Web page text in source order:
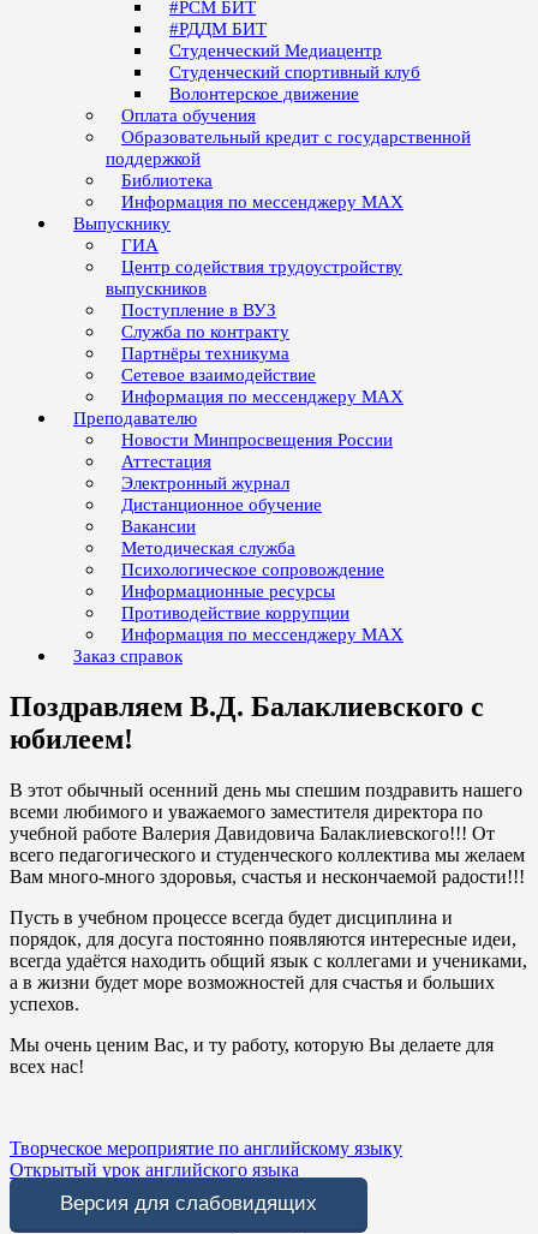
#РСМ БИТ
#РДДМ БИТ
Студенческий Медиацентр
Студенческий спортивный клуб
Волонтерское движение
Оплата обучения
Образовательный кредит с государственной
поддержкой
Библиотека
Информация по мессенджеру MAX
Выпускнику
ГИА
Центр содействия трудоустройству
выпускников
Поступление в ВУЗ
Служба по контракту
Партнёры техникума
Сетевое взаимодействие
Информация по мессенджеру MAX
Преподавателю
Новости Минпросвещения России
Аттестация
Электронный журнал
Дистанционное обучение
Вакансии
Методическая служба
Психологическое сопровождение
Информационные ресурсы
Противодействие коррупции
Информация по мессенджеру MAX
Заказ справок
Поздравляем В.Д. Балаклиевского с
юбилеем!
В этот обычный осенний день мы спешим поздравить нашего
всеми любимого и уважаемого заместителя директора по
учебной работе Валерия Давидовича Балаклиевского!!! От
всего педагогического и студенческого коллектива мы желаем
Вам много-много здоровья, счастья и нескончаемой радости!!!
Пусть в учебном процессе всегда будет дисциплина и
порядок, для досуга постоянно появляются интересные идеи,
всегда удаётся находить общий язык с коллегами и учениками,
а в жизни будет море возможностей для счастья и больших
успехов.
Мы очень ценим Вас, и ту работу, которую Вы делаете для
всех нас!
Навигация
по
записям
Творческое мероприятие по английскому языку
Открытый урок английского языка
Версия для слабовидящих